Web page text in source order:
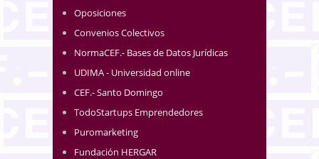
Oposiciones
Convenios Colectivos
NormaCEF.- Bases de Datos Jurídicas
UDIMA - Universidad online
CEF.- Santo Domingo
TodoStartups Emprendedores
Puromarketing
Fundación HERGAR